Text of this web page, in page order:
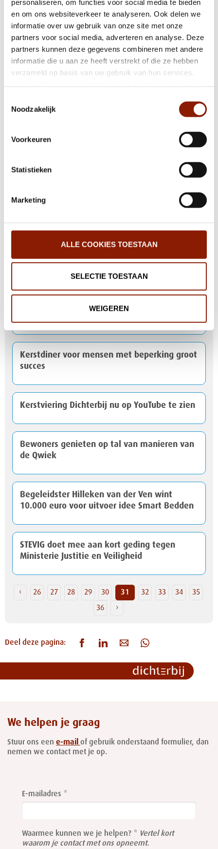
personaliseren, om functies voor social media te bieden
en om ons websiteverkeer te analyseren. Ook delen we
informatie over uw gebruik van onze site met onze
partners voor social media, adverteren en analyse. Deze
partners kunnen deze gegevens combineren met andere
informatie die u aan ze heeft verstrekt of die ze hebben
verzameld op basis van uw gebruik van hun services.
Op onzeprivacypagina
kunt u meer lezen over onze
cookies en via de cookie-instellingen button linksonder op
onze website kan je je toestemming op elk moment
wijzigen.
Noodzakelijk
Voorkeuren
Statistieken
Marketing
ALLE COOKIES TOESTAAN
SELECTIE TOESTAAN
WEIGEREN
Dichterbij helpt Funpop om droom waar te
maken
Even voorstellen: dit zijn onze e-
healthcoördinatoren
Gezocht: geniale ideeën voor VG Hackathon
(waaronder STEVIG) in gelijk
E-healthweek 2020: Oortjes geven
hulpmiddelen
VGN-medewerkers onder de indruk van
Kerstdiner voor mensen met beperking groot
succes
Kerstviering Dichterbij nu op YouTube te zien
Bewoners genieten op tal van manieren van
de Qwiek
Begeleidster Hilleken van der Ven wint
10.000 euro voor uitvoer idee Smart Bedden
STEVIG doet mee aan kort geding tegen
Ministerie Justitie en Veiligheid
‹ 26 27 28 29 30 31 32 33 34
35
36
›
Deel deze pagina:
We helpen je graag
Stuur ons een e-mail of gebruik onderstaand formulier, dan
nemen we contact met je op.
this
field
E-mailadres
Waarmee kunnen we je helpen?
Vertel kort
waarom je contact met ons opneemt.